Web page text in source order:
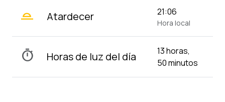
wb_twilight_2 Atardecer 21:06
Hora local
timer Horas de luz del día
13 horas,
50 minutos